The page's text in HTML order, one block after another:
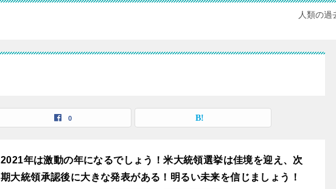
人類の過
0
2021年は激動の年になるでしょう！米大統領選挙は佳境を迎え、次
期大統領承認後に大きな発表がある！明るい未来を信じましょう！